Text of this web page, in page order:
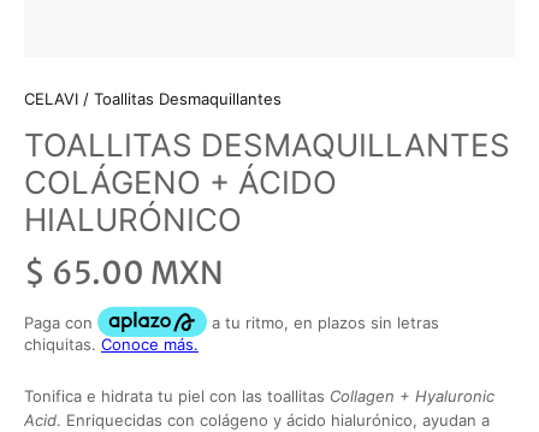
CELAVI / Toallitas Desmaquillantes
TOALLITAS DESMAQUILLANTES
COLÁGENO + ÁCIDO
HIALURÓNICO
$ 65.00 MXN
Tonifica e hidrata tu piel con las toallitas Collagen + Hyaluronic
Acid. Enriquecidas con colágeno y ácido hialurónico, ayudan a